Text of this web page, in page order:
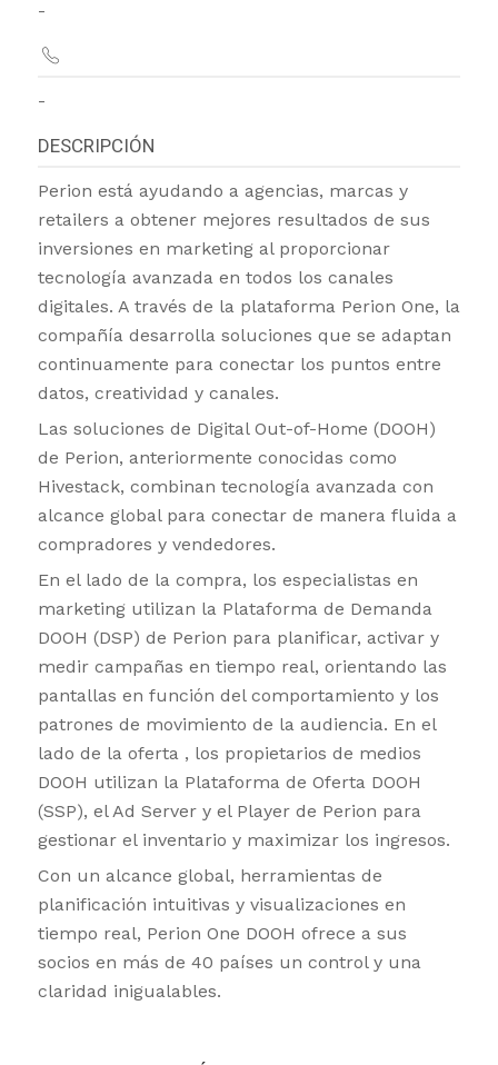
-
-
DESCRIPCIÓN
Perion está ayudando a agencias, marcas y
retailers a obtener mejores resultados de sus
inversiones en marketing al proporcionar
tecnología avanzada en todos los canales
digitales. A través de la plataforma Perion One, la
compañía desarrolla soluciones que se adaptan
continuamente para conectar los puntos entre
datos, creatividad y canales.
Las soluciones de Digital Out-of-Home (DOOH)
de Perion, anteriormente conocidas como
Hivestack, combinan tecnología avanzada con
alcance global para conectar de manera fluida a
compradores y vendedores.
En el lado de la compra, los especialistas en
marketing utilizan la Plataforma de Demanda
DOOH (DSP) de Perion para planificar, activar y
medir campañas en tiempo real, orientando las
pantallas en función del comportamiento y los
patrones de movimiento de la audiencia. En el
lado de la oferta , los propietarios de medios
DOOH utilizan la Plataforma de Oferta DOOH
(SSP), el Ad Server y el Player de Perion para
gestionar el inventario y maximizar los ingresos.
Con un alcance global, herramientas de
planificación intuitivas y visualizaciones en
tiempo real, Perion One DOOH ofrece a sus
socios en más de 40 países un control y una
claridad inigualables.